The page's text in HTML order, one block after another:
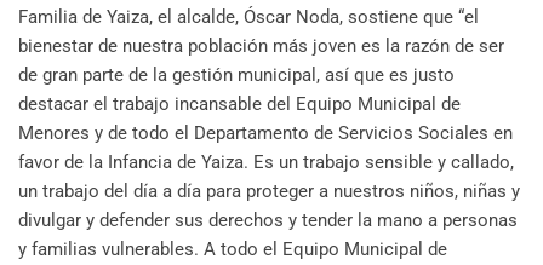
Familia de Yaiza, el alcalde, Óscar Noda, sostiene que “el
bienestar de nuestra población más joven es la razón de ser
de gran parte de la gestión municipal, así que es justo
destacar el trabajo incansable del Equipo Municipal de
Menores y de todo el Departamento de Servicios Sociales en
favor de la Infancia de Yaiza. Es un trabajo sensible y callado,
un trabajo del día a día para proteger a nuestros niños, niñas y
divulgar y defender sus derechos y tender la mano a personas
y familias vulnerables. A todo el Equipo Municipal de